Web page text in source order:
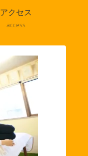
アクセス
access